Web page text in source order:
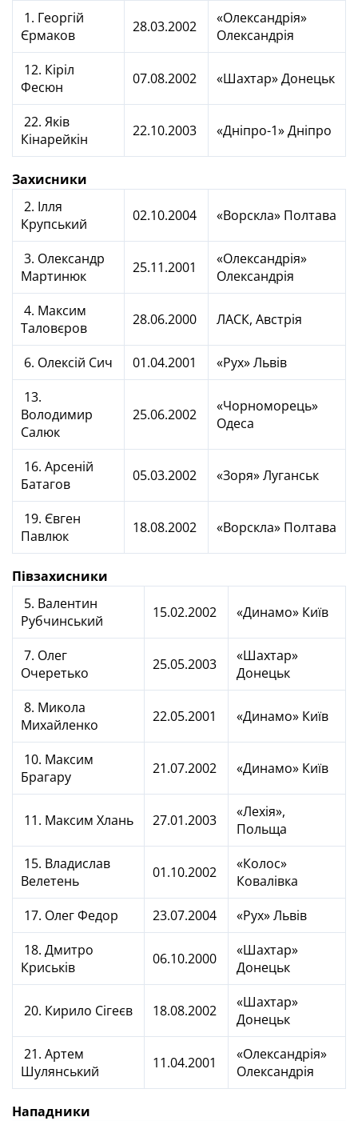
1. Георгій
Єрмаков
28.03.2002
«Олександрія»
Олександрія
12. Кіріл
Фесюн
07.08.2002 «Шахтар» Донецьк
22. Яків
Кінарейкін
22.10.2003 «Дніпро-1» Дніпро
Захисники
2. Ілля
Крупський
02.10.2004 «Ворскла» Полтава
3. Олександр
Мартинюк
25.11.2001
«Олександрія»
Олександрія
4. Максим
Таловєров
28.06.2000 ЛАСК, Австрія
6. Олексій Сич 01.04.2001
«Рух» Львів
13.
Володимир
Салюк
25.06.2002
«Чорноморець»
Одеса
16. Арсеній
Батагов
05.03.2002 «Зоря» Луганськ
19. Євген
Павлюк
18.08.2002 «Ворскла» Полтава
Півзахисники
5. Валентин
Рубчинський
15.02.2002 «Динамо» Київ
7. Олег
Очеретько
25.05.2003
«Шахтар»
Донецьк
8. Микола
Михайленко
22.05.2001 «Динамо» Київ
10. Максим
Брагару
21.07.2002 «Динамо» Київ
11. Максим Хлань 27.01.2003
«Лехія»,
Польща
15. Владислав
Велетень
01.10.2002
«Колос»
Ковалівка
17. Олег Федор
23.07.2004
«Рух» Львів
18. Дмитро
Криськів
06.10.2000
«Шахтар»
Донецьк
20. Кирило Сігеєв 18.08.2002
«Шахтар»
Донецьк
21. Артем
Шулянський
11.04.2001
«Олександрія»
Олександрія
Нападники